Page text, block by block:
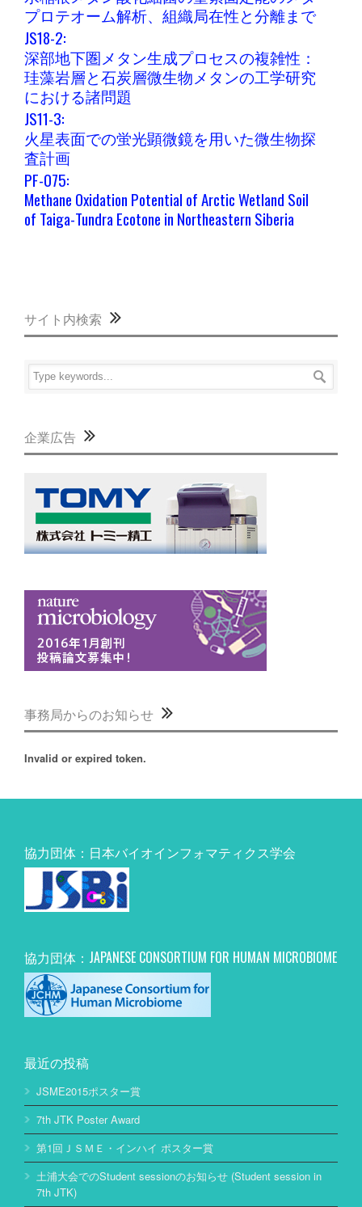
プロテオーム解析、組織局在性と分離まで
JS18-2:
深部地下圏メタン生成プロセスの複雑性：
珪藻岩層と石炭層微生物メタンの工学研究
における諸問題
JS11-3:
火星表面での蛍光顕微鏡を用いた微生物探
査計画
PF-075:
Methane Oxidation Potential of Arctic Wetland Soil
of Taiga-Tundra Ecotone in Northeastern Siberia
サイト内検索
企業広告
事務局からのお知らせ
Invalid or expired token.
協力団体：日本バイオインフォマティクス学会
協力団体：JAPANESE CONSORTIUM FOR HUMAN MICROBIOME
最近の投稿
JSME2015ポスター賞
7th JTK Poster Award
第1回ＪＳＭＥ・インハイ ポスター賞
土浦大会でのStudent sessionのお知らせ (Student session in
7th JTK)